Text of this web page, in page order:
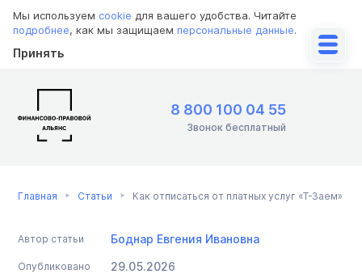
Мы используем cookie для вашего удобства. Читайте
подробнее, как мы защищаем персональные данные.
Принять
8 800 100 04 55
Звонок бесплатный
Главная Статьи Как отписаться от платных услуг «Т-Заем»
Автор статьи Боднар Евгения Ивановна
Опубликовано 29.05.2026